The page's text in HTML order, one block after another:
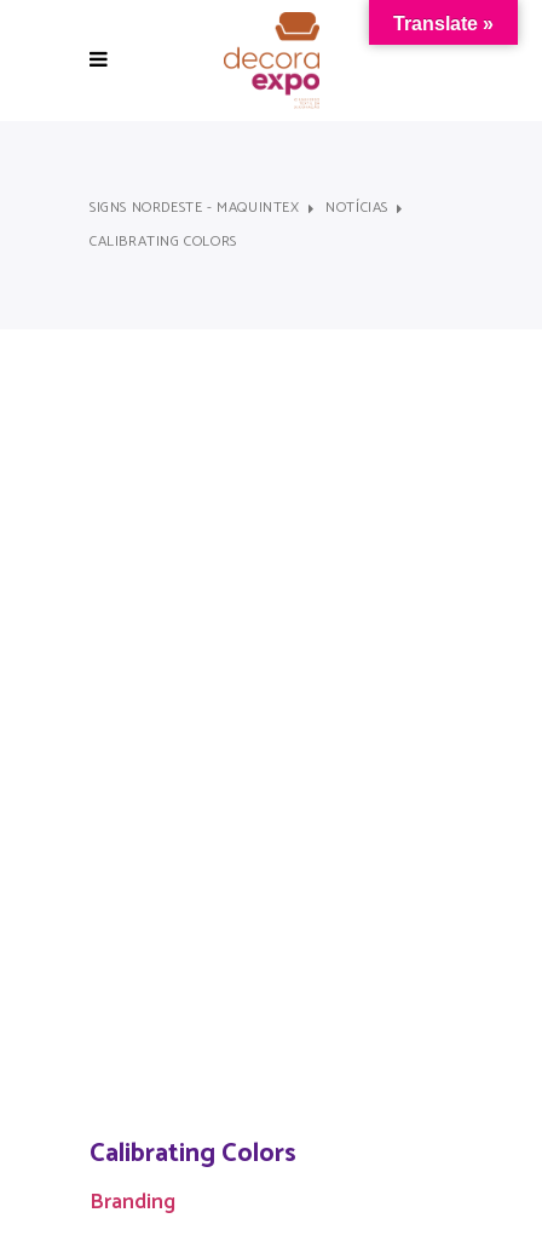
SIGNS NORDESTE - MAQUINTEX
NOTÍCIAS
CALIBRATING COLORS
Calibrating Colors
Branding
Translate »